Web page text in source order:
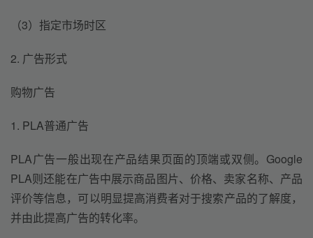
（3）指定市场时区
2. 广告形式
购物广告
1. PLA普通广告
PLA广告一般出现在产品结果页面的顶端或双侧。Google
PLA则还能在广告中展示商品图片、价格、卖家名称、产品
评价等信息，可以明显提高消费者对于搜索产品的了解度，
并由此提高广告的转化率。